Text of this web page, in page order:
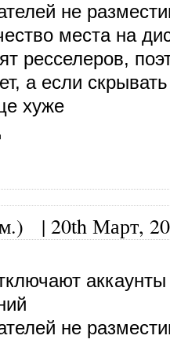
не
места на
ресселеров,
а если
хуже
| 20th Март,
аккаунты
не